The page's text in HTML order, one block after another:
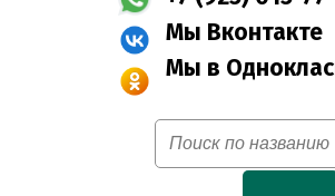
Мы Вконтакте
Мы в